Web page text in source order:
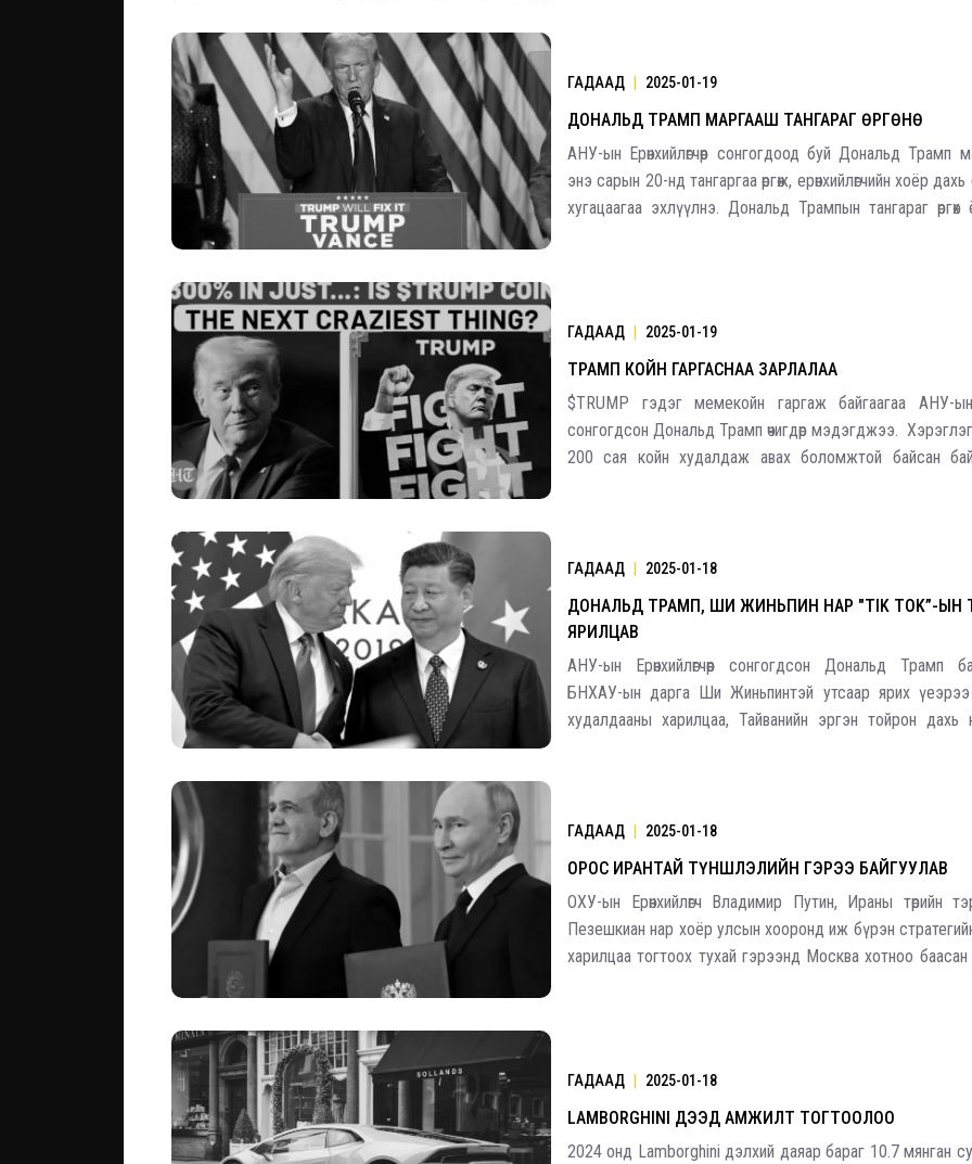
ГАДААД 2025-01-19
ДОНАЛЬД ТРАМП МАРГААШ ТАНГАРАГ ӨРГӨНӨ
АНУ-ын Ерөнхийлөгчөөр сонгогдоод буй Дональд Трамп
энэ сарын 20-нд тангаргаа өргөж, ерөнхийлөгчийн хоёр
хугацаагаа эхлүүлнэ. Дoнальд Трампын тангараг өргөх
ГАДААД 2025-01-19
ТРАМП КОЙН ГАРГАСНАА ЗАРЛАЛАА
$TRUMP гэдэг мемекойн гаргаж байгаагаа АНУ-ын
сонгогдсон Дональд Трамп өчигдөр мэдэгджээ.
200 сая койн худалдаж авах боломжтой байсан
ГАДААД 2025-01-18
ДОНАЛЬД ТРАМП, ШИ ЖИНЬПИН НАР "TIK TOK”-ЫН
ЯРИЛЦАВ
АНУ-ын Ерөнхийлөгчөөр сонгогдсон Дональд Трамп
БНХАУ-ын дарга Ши Жиньпинтэй утсаар ярих
худалдааны харилцаа, Тайванийн эргэн тойрон дахь
ГАДААД 2025-01-18
ОРОС ИРАНТАЙ ТҮНШЛЭЛИЙН ГЭРЭЭ БАЙГУУЛАВ
ОХУ-ын Ерөнхийлөгч Владимир Путин, Ираны төрийн
Пезешкиан нар хоёр улсын хооронд иж бүрэн
харилцаа тогтоох тухай гэрээнд Москва хотноо баасан
ГАДААД 2025-01-18
LAMBORGHINI ДЭЭД АМЖИЛТ ТОГТООЛОО
2024 онд Lamborghini дэлхий даяар бараг 10.7 мянган
2026.08.30 20:00